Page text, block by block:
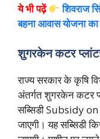
ये भी पढ़ें
शिवराज
बहना आवास योजना का
शुगरकेन कटर
राज्य सरकार के कृषि
अंतर्गत शुगरकेन कटर
सब्सिडी Subsidy
जाएगी। यह सब्सिडी